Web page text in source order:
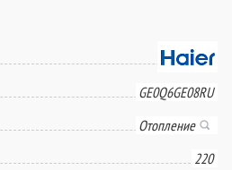
GE0Q6GE08RU
Отопление
220